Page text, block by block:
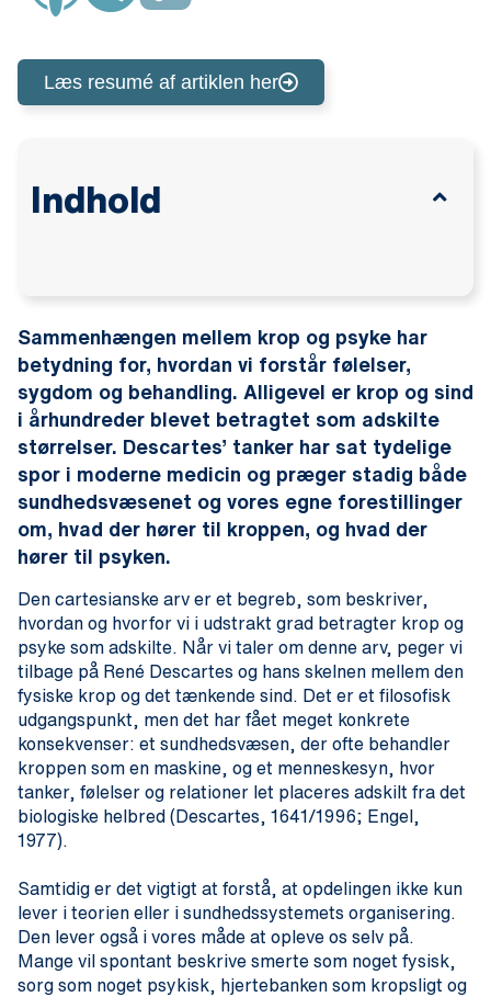
Læs resumé af artiklen her
Indhold
Sammenhængen mellem krop og psyke har
betydning for, hvordan vi forstår følelser,
sygdom og behandling. Alligevel er krop og sind
i århundreder blevet betragtet som adskilte
størrelser. Descartes’ tanker har sat tydelige
spor i moderne medicin og præger stadig både
sundhedsvæsenet og vores egne forestillinger
om, hvad der hører til kroppen, og hvad der
hører til psyken.
Den cartesianske arv er et begreb, som beskriver,
hvordan og hvorfor vi i udstrakt grad betragter krop og
psyke som adskilte. Når vi taler om denne arv, peger vi
tilbage på René Descartes og hans skelnen mellem den
fysiske krop og det tænkende sind. Det er et filosofisk
udgangspunkt, men det har fået meget konkrete
konsekvenser: et sundhedsvæsen, der ofte behandler
kroppen som en maskine, og et menneskesyn, hvor
tanker, følelser og relationer let placeres adskilt fra det
biologiske helbred (Descartes, 1641/1996; Engel,
1977).
Samtidig er det vigtigt at forstå, at opdelingen ikke kun
lever i teorien eller i sundhedssystemets organisering.
Den lever også i vores måde at opleve os selv på.
Mange vil spontant beskrive smerte som noget fysisk,
sorg som noget psykisk, hjertebanken som kropsligt og